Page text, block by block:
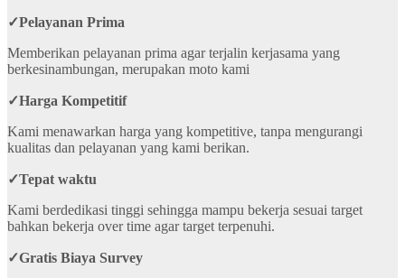
✓Pelayanan Prima
Memberikan pelayanan prima agar terjalin kerjasama yang
berkesinambungan, merupakan moto kami
✓Harga Kompetitif
Kami menawarkan harga yang kompetitive, tanpa mengurangi
kualitas dan pelayanan yang kami berikan.
✓Tepat waktu
Kami berdedikasi tinggi sehingga mampu bekerja sesuai target
bahkan bekerja over time agar target terpenuhi.
✓Gratis Biaya Survey